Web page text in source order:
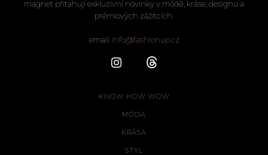
magnet přitahují exkluzivní novinky v módě, kráse, designu a
prémiových zážitcích.
email: info@fashionup.cz
KNOW HOW WOW
MÓDA
KRÁSA
STYL